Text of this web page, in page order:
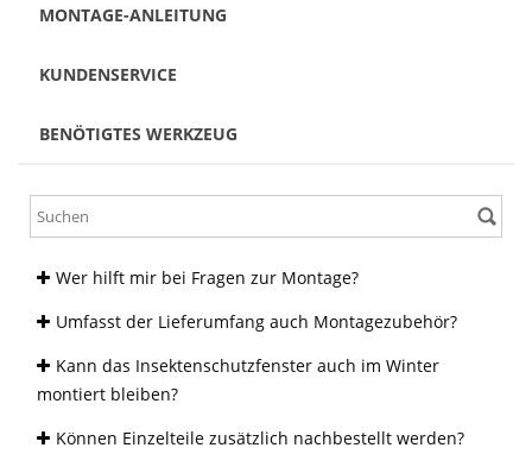
MONTAGE-ANLEITUNG
KUNDENSERVICE
BENÖTIGTES WERKZEUG
Wer hilft mir bei Fragen zur Montage?
Umfasst der Lieferumfang auch Montagezubehör?
Kann das Insektenschutzfenster auch im Winter
montiert bleiben?
Können Einzelteile zusätzlich nachbestellt werden?